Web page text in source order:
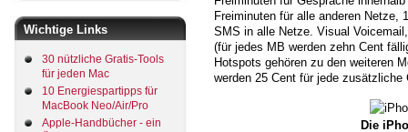
Wichtige Links
30 nützliche Gratis-Tools
für jeden Mac
10 Energiespartipps für
MacBook Neo/Air/Pro
Apple-Handbücher - ein
Freiminuten für alle anderen Netze,
SMS in alle Netze. Visual
(für jedes MB werden zehn Cent
Hotspots gehören zu den weiteren
werden 25 Cent für jede
Die